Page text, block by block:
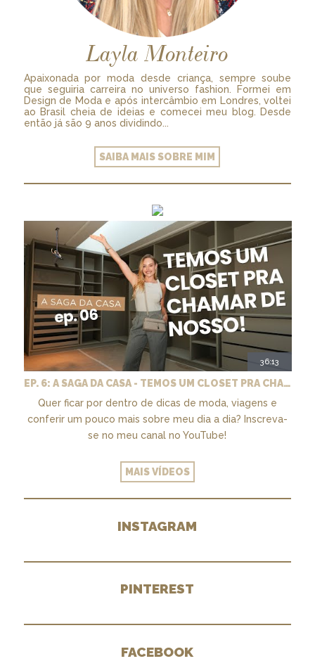
Layla Monteiro
Apaixonada por moda desde criança, sempre soube
que seguiria carreira no universo fashion. Formei em
Design de Moda e após intercâmbio em Londres, voltei
ao Brasil cheia de ideias e comecei meu blog. Desde
então já são 9 anos dividindo...
SAIBA MAIS SOBRE MIM
36:13
EP. 6: A SAGA DA CASA - TEMOS UM CLOSET PRA CHAMAR DE NOSSO + MARCENARIA E PAISAGISMO
Quer ficar por dentro de dicas de moda, viagens e
conferir um pouco mais sobre meu dia a dia? Inscreva-
se no meu canal no YouTube!
MAIS VÍDEOS
INSTAGRAM
PINTEREST
FACEBOOK